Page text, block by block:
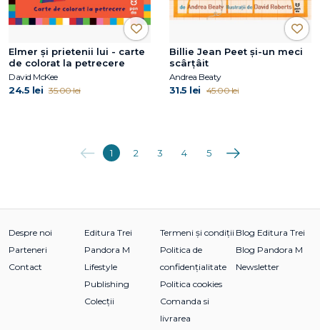
Elmer și prietenii lui - carte
de colorat la petrecere
David McKee
24.5 lei 35.00 lei
Billie Jean Peet și-un meci
scârțâit
Andrea Beaty
31.5 lei 45.00 lei
Anterioara
1 2 3 4 5 Următoarea
Despre noi
Parteneri
Contact
Editura Trei
Pandora M
Lifestyle
Publishing
Colecții
Termeni și condiții
Politica de
confidențialitate
Politica cookies
Comanda si
livrarea
Blog Editura Trei
Blog Pandora M
Newsletter